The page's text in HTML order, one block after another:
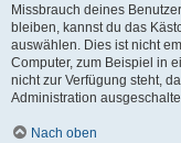
Missbrauch deines
bleiben, kannst du das
auswählen. Dies ist nicht
Computer, zum Beispiel in
nicht zur Verfügung steht,
Administration
Nach oben